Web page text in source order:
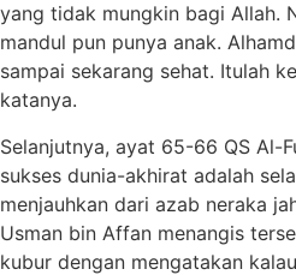
yang tidak mungkin bagi Allah.
mandul pun punya anak.
sampai sekarang sehat. Itulah
katanya.
Selanjutnya, ayat 65-66 QS Al-
sukses dunia-akhirat adalah
menjauhkan dari azab neraka
Usman bin Affan menangis
kubur dengan mengatakan